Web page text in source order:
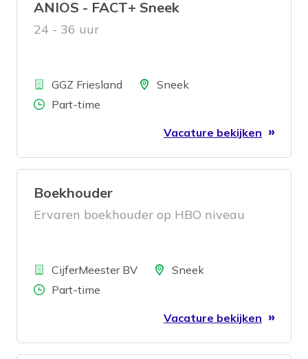
ANIOS - FACT+ Sneek
24 - 36 uur
BedrijfGGZ Friesland LocatieSneek
Aantal uren
Part-time
Vacature bekijken
Boekhouder
Ervaren boekhouder op HBO niveau
BedrijfCijferMeester BVLocatieSneek
Aantal uren
Part-time
Vacature bekijken